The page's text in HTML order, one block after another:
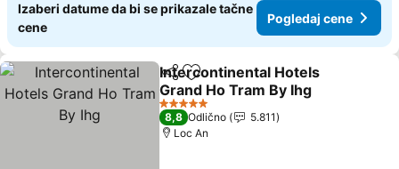
Izaberi datume da bi se prikazale tačne
cene
Pogledaj cene
Deli Dodati u favorite
Intercontinental Hotels
Grand Ho Tram By Ihg
5 Zvezdice
8,8 Odlično
5.811
Loc An